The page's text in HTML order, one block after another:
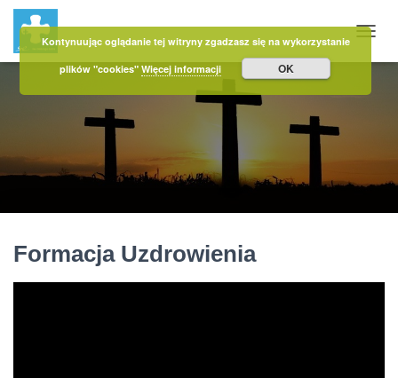
Formacja Uzdrowienia
Kontynuując oglądanie tej witryny zgadzasz się na wykorzystanie
plików "cookies"Więcej informacji OK